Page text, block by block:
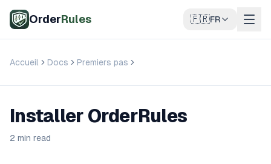
OrderRules 🇫🇷FR
Accueil Docs Premiers pas
Installer OrderRules
2 min read